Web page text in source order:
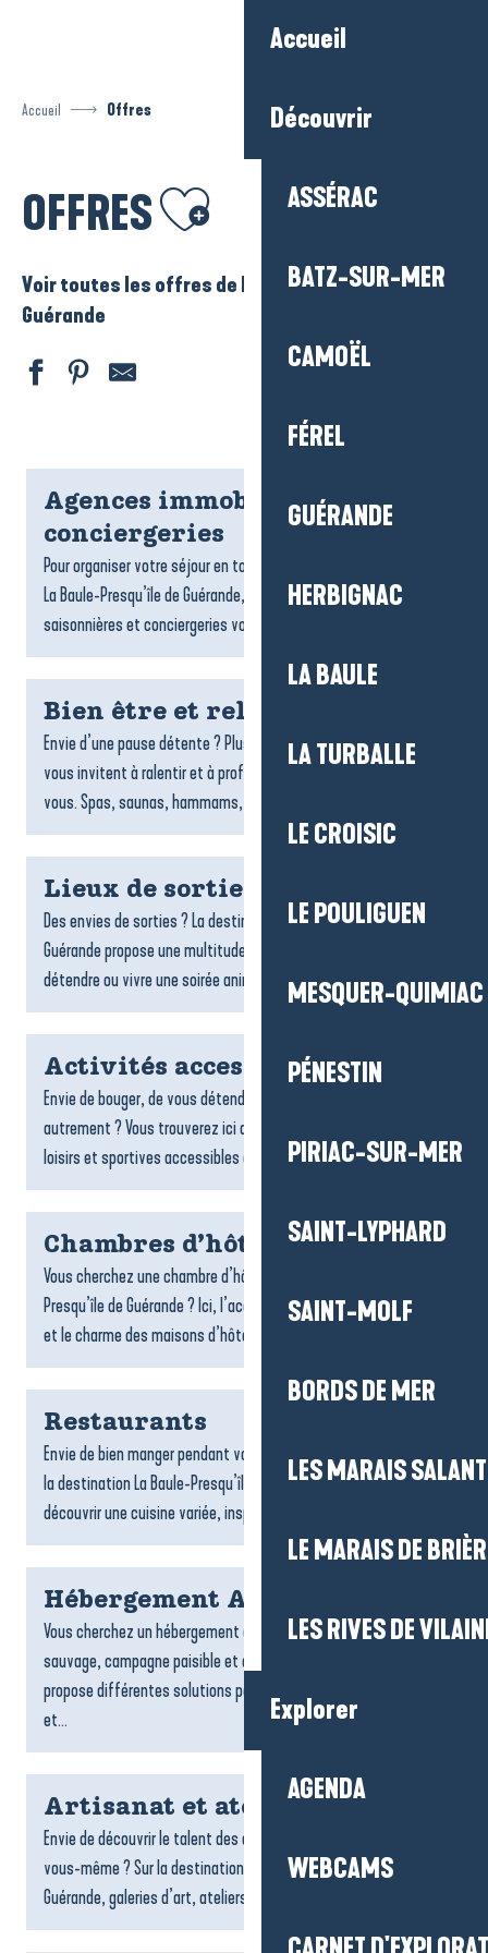
Accueil
Découvrir
ASSÉRAC
BATZ-SUR-MER
CAMOËL
FÉREL
GUÉRANDE
HERBIGNAC
LA BAULE
LA TURBALLE
LE CROISIC
LE POULIGUEN
MESQUER-QUIMIAC
PÉNESTIN
PIRIAC-SUR-MER
SAINT-LYPHARD
SAINT-MOLF
BORDS DE MER
LES MARAIS
LE MARAIS DE
LES RIVES DE
Explorer
AGENDA
WEBCAMS
Accueil Offres
OFFRES Ajouter aux favoris
Voir toutes les offres de La Baule – Presqu’ile de
Guérande
Agences immobilières et
conciergeries
Pour organiser votre séjour en toute sérénité sur la destination
La Baule-Presqu’île de Guérande, les agences de locations
saisonnières et conciergeries vous accompagnent dans...
Bien être et relaxation
Envie d’une pause détente ? Plusieurs espaces de bien-être
vous invitent à ralentir et à profiter d’un moment rien qu’à
vous. Spas, saunas, hammams, soins du corps,...
Lieux de sorties et spectacles
Des envies de sorties ? La destination La Baule-Presqu’île de
Guérande propose une multitude de lieux pour s’amuser, se
détendre ou vivre une soirée animée : bars...
Activités accessibles
Envie de bouger, de vous détendre ou de découvrir le territoire
autrement ? Vous trouverez ici de nombreuses activités de
loisirs et sportives accessibles aux personnes à...
Chambres d’hôtes
Vous cherchez une chambre d’hôtes sur la destination La Baule-
Presqu’île de Guérande ? Ici, l’accueil chaleureux, la convivialité
et le charme des maisons d’hôtes font toute la...
Restaurants
Envie de bien manger pendant votre séjour ? Les restaurants de
la destination La Baule-Presqu’île de Guérande vous invitent à
découvrir une cuisine variée, inspirée par...
Hébergement Assérac
Vous cherchez un hébergement à Assérac ? Entre littoral
sauvage, campagne paisible et douceur de vivre, Assérac
propose différentes solutions pour profiter d’un séjour calme
et...
Artisanat et ateliers créatifs
Envie de découvrir le talent des artisans locaux ou de créer
vous-même ? Sur la destination La Baule-Presqu’île de
Guérande, galeries d’art, ateliers et espaces créatifs vous...